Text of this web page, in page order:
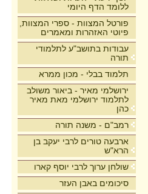
ללומד הדף היומי
פורטל המצוות - ספרי המצוות,
פיוטי האזהרות ומאמרים
עבודות בתושב"ע לתלמודי
תורה
תלמוד בבלי - מכון ממרא
ירושלמי מאיר - ביאור משולב
לתלמוד ירושלמי מאת מאיר
כהן
רמב"ם - משנה תורה
ארבעה טורים לרבי יעקב בן
הרא"ש
שולחן ערוך לרבי יוסף קארו
סיכומים באבן העזר